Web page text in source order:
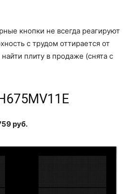
кнопки не всегда реагируют
с трудом оттирается от
плиту в продаже (снята с
руб.